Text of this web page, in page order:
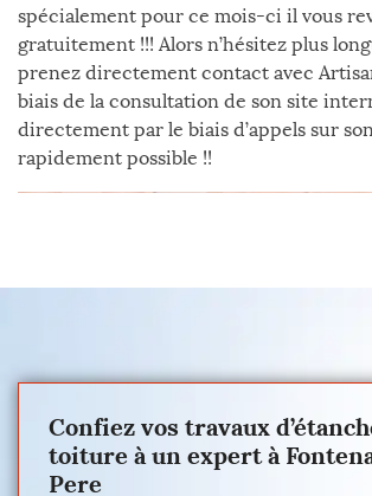
spécialement pour ce mois-ci il vous
gratuitement !!! Alors n’hésitez plus
prenez directement contact avec
biais de la consultation de son site
directement par le biais d’appels sur
rapidement possible !!
Confiez vos travaux
toiture à un expert à
Pere